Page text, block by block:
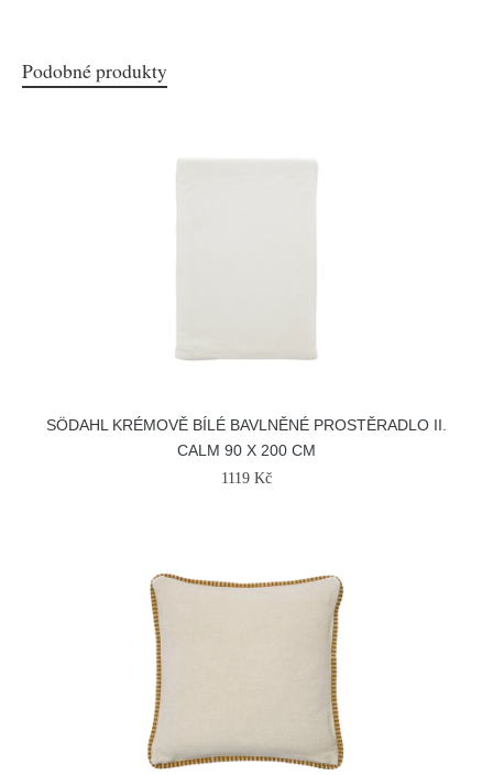
Podobné produkty
SÖDAHL KRÉMOVĚ BÍLÉ BAVLNĚNÉ PROSTĚRADLO II.
CALM 90 X 200 CM
1119 Kč